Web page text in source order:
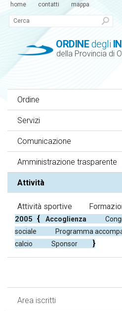
ORDINEdegli
della Provincia di
home contatti mappa
Ordine
Servizi
Comunicazione
Amministrazione trasparente
Attività
Attività sportive
2005
Accoglienza
sociale
Programma
calcio
Sponsor
Area iscritti